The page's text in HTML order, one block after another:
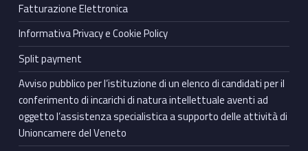
Fatturazione Elettronica
Informativa Privacy e Cookie Policy
Split payment
Avviso pubblico per l’istituzione di un elenco di candidati per il
conferimento di incarichi di natura intellettuale aventi ad
oggetto l’assistenza specialistica a supporto delle attività di
Unioncamere del Veneto